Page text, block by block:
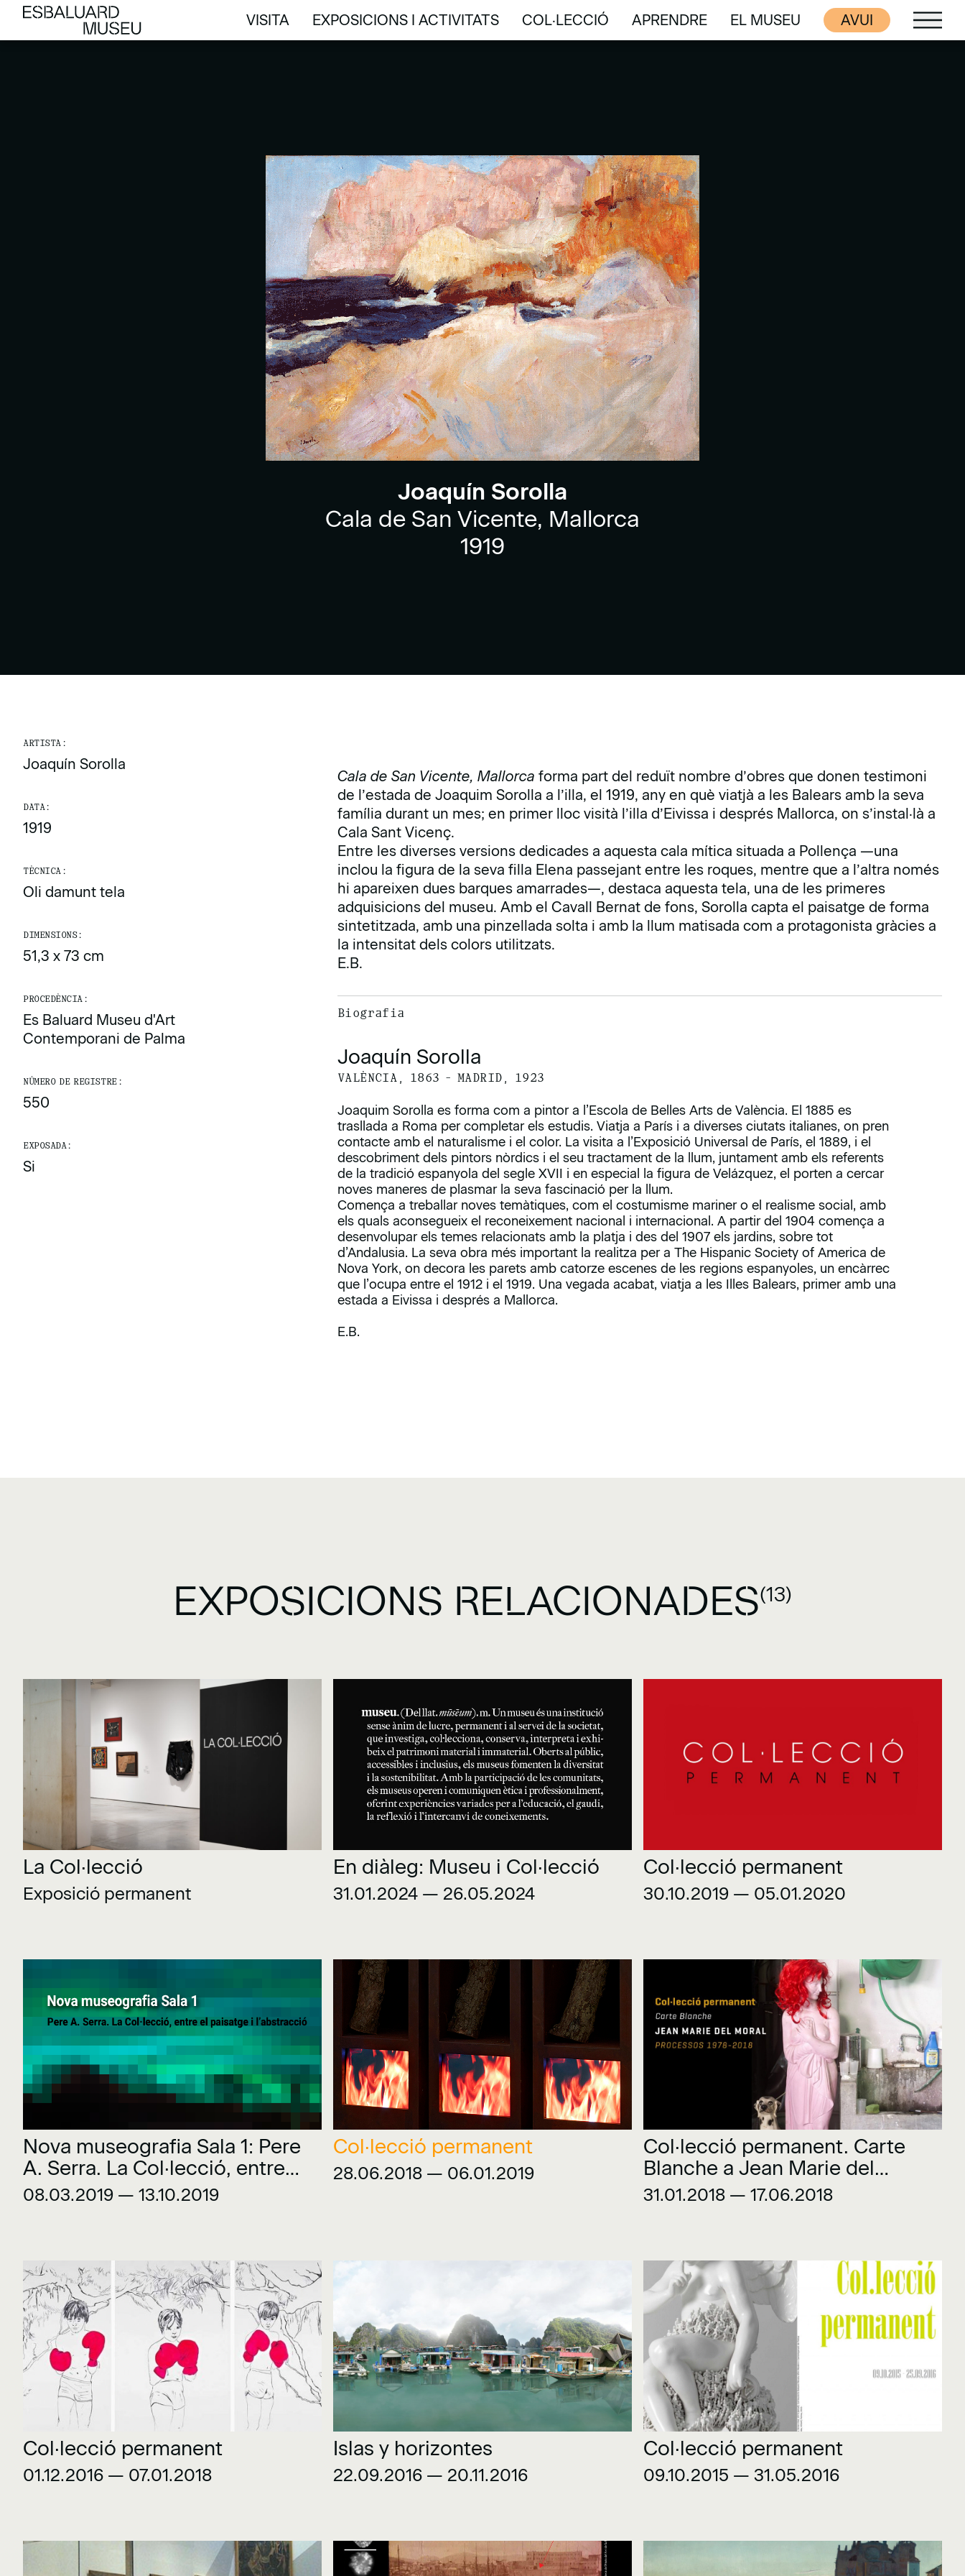
VISITA
VISITA
EXPOSICIONS I ACTIVITATS
EXPOSICIONS I ACTIVITATS
COL·LECCIÓ
COL·LECCIÓ
APRENDRE
APRENDRE
EL MUSEU
EL MUSEU
AVUI
Joaquín Sorolla
Cala de San Vicente, Mallorca
1919
ARTISTA:
Joaquín Sorolla
DATA:
1919
TÈCNICA:
Oli damunt tela
DIMENSIONS:
51,3 x 73 cm
PROCEDÈNCIA:
Es Baluard Museu d'Art
Contemporani de Palma
NÚMERO DE REGISTRE:
550
EXPOSADA:
Si
Cala de San Vicente, Mallorcaforma part del reduït nombre d’obres que donen testimoni
de l’estada de Joaquim Sorolla a l’illa, el 1919, any en què viatjà a les Balears amb la seva
família durant un mes; en primer lloc visità l’illa d’Eivissa i després Mallorca, on s’instal·là a
Cala Sant Vicenç.
Entre les diverses versions dedicades a aquesta cala mítica situada a Pollença —una
inclou la figura de la seva filla Elena passejant entre les roques, mentre que a l’altra només
hi apareixen dues barques amarrades—, destaca aquesta tela, una de les primeres
adquisicions del museu. Amb el Cavall Bernat de fons, Sorolla capta el paisatge de forma
sintetitzada, amb una pinzellada solta i amb la llum matisada com a protagonista gràcies a
la intensitat dels colors utilitzats.
E.B.
Biografia
Joaquín Sorolla
VALÈNCIA, 1863 – MADRID, 1923
Joaquim Sorolla es forma com a pintor a l’Escola de Belles Arts de València. El 1885 es
trasllada a Roma per completar els estudis. Viatja a París i a diverses ciutats italianes, on pren
contacte amb el naturalisme i el color. La visita a l’Exposició Universal de París, el 1889, i el
descobriment dels pintors nòrdics i el seu tractament de la llum, juntament amb els referents
de la tradició espanyola del segle XVII i en especial la figura de Velázquez, el porten a cercar
noves maneres de plasmar la seva fascinació per la llum.
Comença a treballar noves temàtiques, com el costumisme mariner o el realisme social, amb
els quals aconsegueix el reconeixement nacional i internacional. A partir del 1904 comença a
desenvolupar els temes relacionats amb la platja i des del 1907 els jardins, sobre tot
d’Andalusia. La seva obra més important la realitza per a The Hispanic Society of America de
Nova York, on decora les parets amb catorze escenes de les regions espanyoles, un encàrrec
que l’ocupa entre el 1912 i el 1919. Una vegada acabat, viatja a les Illes Balears, primer amb una
estada a Eivissa i després a Mallorca.
E.B.
EXPOSICIONS RELACIONADES(13)
La Col·lecció
Exposició permanent
En diàleg: Museu i Col·lecció
31.01.2024 — 26.05.2024
Col·lecció permanent
30.10.2019 — 05.01.2020
Nova museografia Sala 1: Pere
A. Serra. La Col·lecció, entre
el paisatge i l’abstracció
08.03.2019 — 13.10.2019
Col·lecció permanent
28.06.2018 — 06.01.2019
Col·lecció permanent. Carte
Blanche a Jean Marie del
Moral. Processos 1978-2018
31.01.2018 — 17.06.2018
Col·lecció permanent
01.12.2016 — 07.01.2018
Islas y horizontes
22.09.2016 — 20.11.2016
Col·lecció permanent
09.10.2015 — 31.05.2016